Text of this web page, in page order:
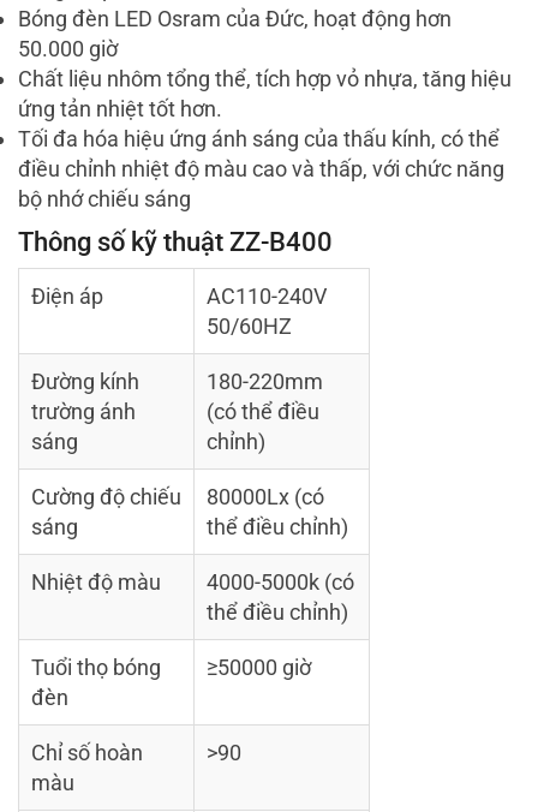
Bóng đèn LED Osram của Đức, hoạt động hơn
50.000 giờ
Chất liệu nhôm tổng thể, tích hợp vỏ nhựa, tăng hiệu
ứng tản nhiệt tốt hơn.
Tối đa hóa hiệu ứng ánh sáng của thấu kính, có thể
điều chỉnh nhiệt độ màu cao và thấp, với chức năng
bộ nhớ chiếu sáng
Thông số kỹ thuật ZZ-B400
Điện áp
AC110-240V
50/60HZ
Đường kính
trường ánh
sáng
180-220mm
(có thể điều
chỉnh)
Cường độ chiếu
sáng
80000Lx (có
thể điều chỉnh)
Nhiệt độ màu
4000-5000k (có
thể điều chỉnh)
Tuổi thọ bóng
đèn
≥50000 giờ
Chỉ số hoàn
màu
>90